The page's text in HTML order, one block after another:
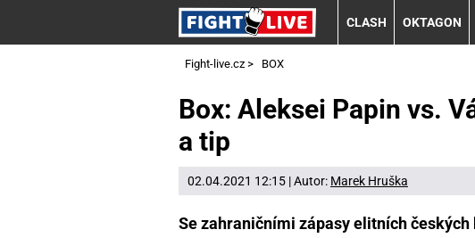
CLASH OKTAGON
Fight-live.cz > BOX
Box: Aleksei Papin vs.
a tip
02.04.2021 12:15 | Autor: Marek Hruška
Se zahraničními zápasy elitních